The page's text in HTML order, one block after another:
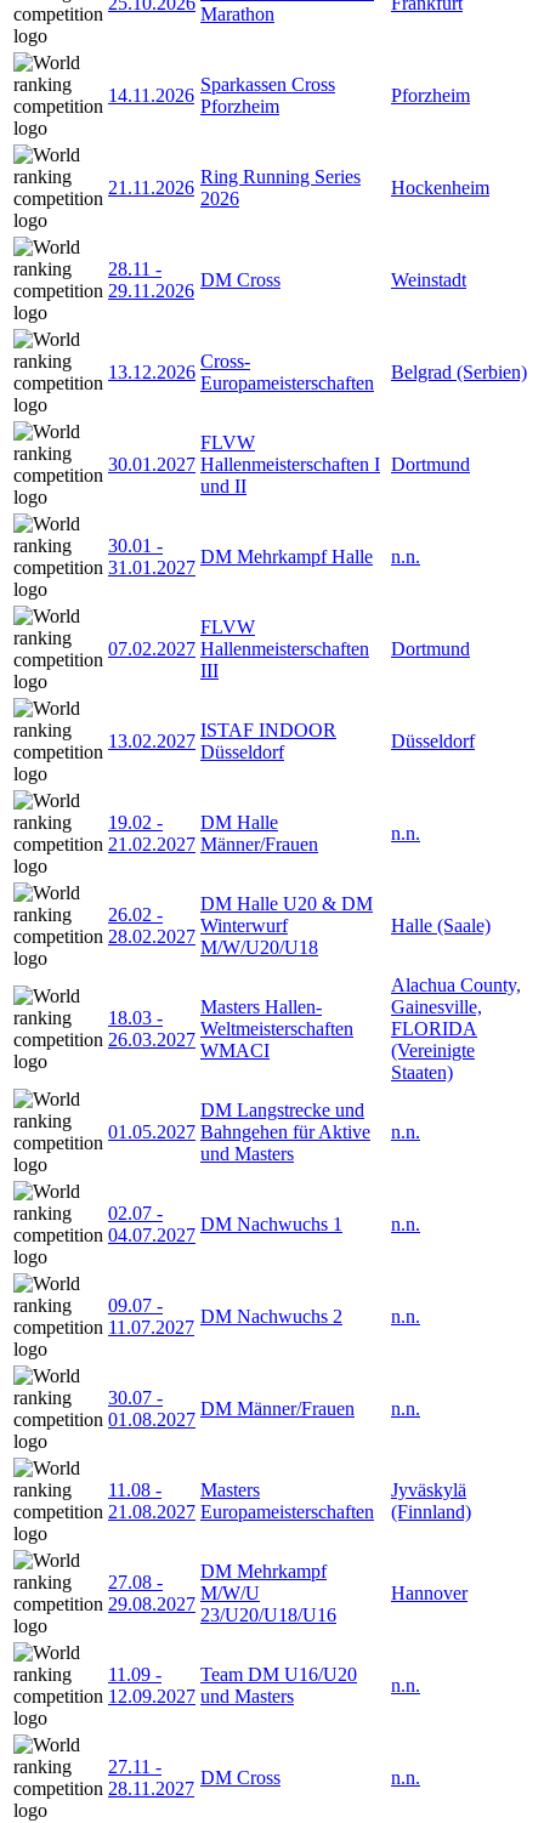
Marathon
14.11.2026
Sparkassen Cross
Pforzheim
Pforzheim
21.11.2026
Ring Running Series
2026
Hockenheim
28.11 -
29.11.2026
DM Cross Weinstadt
13.12.2026
Cross-
Europameisterschaften
Belgrad (Serbien)
30.01.2027
FLVW
Hallenmeisterschaften I
und II
Dortmund
30.01 -
31.01.2027
DM Mehrkampf Halle n.n.
07.02.2027
FLVW
Hallenmeisterschaften
III
Dortmund
13.02.2027
ISTAF INDOOR
Düsseldorf
Düsseldorf
19.02 -
21.02.2027
DM Halle
Männer/Frauen
n.n.
26.02 -
28.02.2027
DM Halle U20 & DM
Winterwurf
M/W/U20/U18
Halle (Saale)
18.03 -
26.03.2027
Masters Hallen-
Weltmeisterschaften
WMACI
Alachua County,
Gainesville,
FLORIDA
(Vereinigte
Staaten)
01.05.2027
DM Langstrecke und
Bahngehen für Aktive
und Masters
n.n.
02.07 -
04.07.2027
DM Nachwuchs 1 n.n.
09.07 -
11.07.2027
DM Nachwuchs 2 n.n.
30.07 -
01.08.2027
DM Männer/Frauen n.n.
11.08 -
21.08.2027
Masters
Europameisterschaften
Jyväskylä
(Finnland)
27.08 -
29.08.2027
DM Mehrkampf
M/W/U
23/U20/U18/U16
Hannover
11.09 -
12.09.2027
Team DM U16/U20
und Masters
n.n.
27.11 -
28.11.2027
DM Cross n.n.